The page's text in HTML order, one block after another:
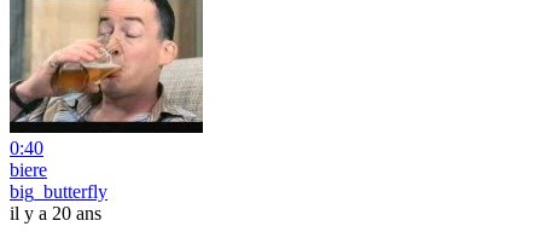
0:40
biere
big_butterfly
il y a 20 ans